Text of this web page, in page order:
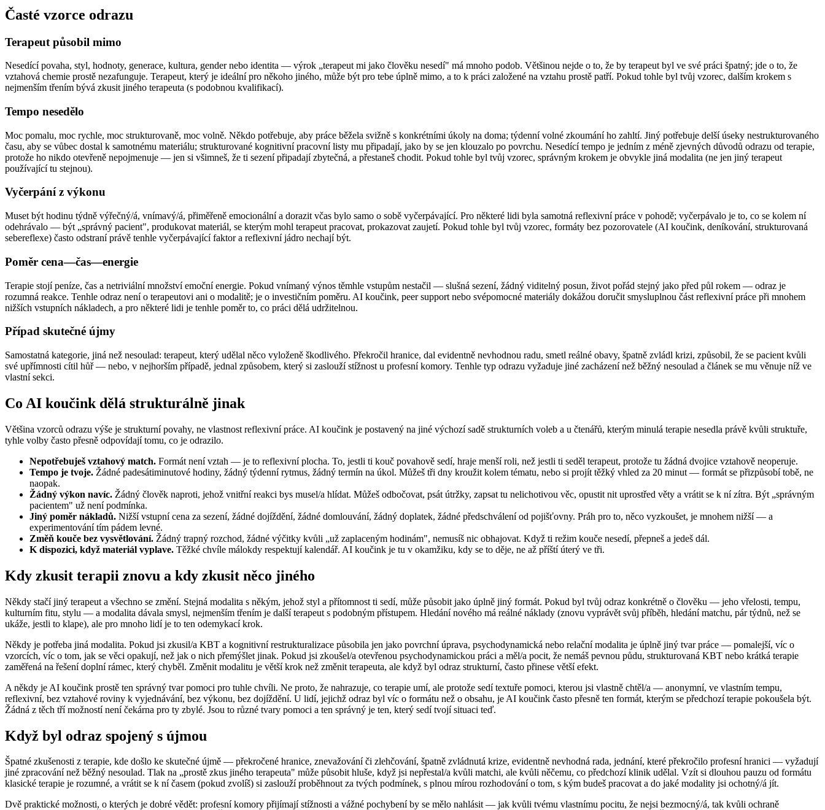
Časté vzorce odrazu
Terapeut působil mimo
Nesedící povaha, styl, hodnoty, generace, kultura, gender nebo identita — výrok „terapeut mi jako člověku nesedí" má mnoho podob. Většinou nejde o to, že by terapeut byl ve své práci špatný; jde o to, že
vztahová chemie prostě nezafunguje. Terapeut, který je ideální pro někoho jiného, může být pro tebe úplně mimo, a to k práci založené na vztahu prostě patří. Pokud tohle byl tvůj vzorec, dalším krokem s
nejmenším třením bývá zkusit jiného terapeuta (s podobnou kvalifikací).
Tempo nesedělo
Moc pomalu, moc rychle, moc strukturovaně, moc volně. Někdo potřebuje, aby práce běžela svižně s konkrétními úkoly na doma; týdenní volné zkoumání ho zahltí. Jiný potřebuje delší úseky nestrukturovaného
času, aby se vůbec dostal k samotnému materiálu; strukturované kognitivní pracovní listy mu připadají, jako by se jen klouzalo po povrchu. Nesedící tempo je jedním z méně zjevných důvodů odrazu od terapie,
protože ho nikdo otevřeně nepojmenuje — jen si všimneš, že ti sezení připadají zbytečná, a přestaneš chodit. Pokud tohle byl tvůj vzorec, správným krokem je obvykle jiná modalita (ne jen jiný terapeut
používající tu stejnou).
Vyčerpání z výkonu
Muset být hodinu týdně výřečný/á, vnímavý/á, přiměřeně emocionální a dorazit včas bylo samo o sobě vyčerpávající. Pro některé lidi byla samotná reflexivní práce v pohodě; vyčerpávalo je to, co se kolem ní
odehrávalo — být „správný pacient", produkovat materiál, se kterým mohl terapeut pracovat, prokazovat zaujetí. Pokud tohle byl tvůj vzorec, formáty bez pozorovatele (AI koučink, deníkování, strukturovaná
sebereflexe) často odstraní právě tenhle vyčerpávající faktor a reflexivní jádro nechají být.
Poměr cena—čas—energie
Terapie stojí peníze, čas a netriviální množství emoční energie. Pokud vnímaný výnos těmhle vstupům nestačil — slušná sezení, žádný viditelný posun, život pořád stejný jako před půl rokem — odraz je
rozumná reakce. Tenhle odraz není o terapeutovi ani o modalitě; je o investičním poměru. AI koučink, peer support nebo svépomocné materiály dokážou doručit smysluplnou část reflexivní práce při mnohem
nižších vstupních nákladech, a pro některé lidi je tenhle poměr to, co práci dělá udržitelnou.
Případ skutečné újmy
Samostatná kategorie, jiná než nesoulad: terapeut, který udělal něco vyloženě škodlivého. Překročil hranice, dal evidentně nevhodnou radu, smetl reálné obavy, špatně zvládl krizi, způsobil, že se pacient kvůli
své upřímnosti cítil hůř — nebo, v nejhorším případě, jednal způsobem, který si zaslouží stížnost u profesní komory. Tenhle typ odrazu vyžaduje jiné zacházení než běžný nesoulad a článek se mu věnuje níž ve
vlastní sekci.
Co AI koučink dělá strukturálně jinak
Většina vzorců odrazu výše je strukturní povahy, ne vlastnost reflexivní práce. AI koučink je postavený na jiné výchozí sadě strukturních voleb a u čtenářů, kterým minulá terapie nesedla právě kvůli struktuře,
tyhle volby často přesně odpovídají tomu, co je odrazilo.
Nepotřebuješ vztahový match. Formát není vztah — je to reflexivní plocha. To, jestli ti kouč povahově sedí, hraje menší roli, než jestli ti seděl terapeut, protože tu žádná dvojice vztahově neoperuje.
Tempo je tvoje. Žádné padesátiminutové hodiny, žádný týdenní rytmus, žádný termín na úkol. Můžeš tři dny kroužit kolem tématu, nebo si projít těžký vhled za 20 minut — formát se přizpůsobí tobě, ne
naopak.
Žádný výkon navíc. Žádný člověk naproti, jehož vnitřní reakci bys musel/a hlídat. Můžeš odbočovat, psát útržky, zapsat tu nelichotivou věc, opustit nit uprostřed věty a vrátit se k ní zítra. Být „správným
pacientem" už není podmínka.
Jiný poměr nákladů. Nižší vstupní cena za sezení, žádné dojíždění, žádné domlouvání, žádný doplatek, žádné předschválení od pojišťovny. Práh pro to, něco vyzkoušet, je mnohem nižší — a
experimentování tím pádem levné.
Změň kouče bez vysvětlování. Žádný trapný rozchod, žádné výčitky kvůli „už zaplaceným hodinám", nemusíš nic obhajovat. Když ti režim kouče nesedí, přepneš a jedeš dál.
K dispozici, když materiál vyplave. Těžké chvíle málokdy respektují kalendář. AI koučink je tu v okamžiku, kdy se to děje, ne až příští úterý ve tři.
Kdy zkusit terapii znovu a kdy zkusit něco jiného
Někdy stačí jiný terapeut a všechno se změní. Stejná modalita s někým, jehož styl a přítomnost ti sedí, může působit jako úplně jiný formát. Pokud byl tvůj odraz konkrétně o člověku — jeho vřelosti, tempu,
kulturním fitu, stylu — a modalita dávala smysl, nejmenším třením je další terapeut s podobným přístupem. Hledání nového má reálné náklady (znovu vyprávět svůj příběh, hledání matchu, pár týdnů, než se
ukáže, jestli to klape), ale pro mnoho lidí je to ten odemykací krok.
Někdy je potřeba jiná modalita. Pokud jsi zkusil/a KBT a kognitivní restrukturalizace působila jen jako povrchní úprava, psychodynamická nebo relační modalita je úplně jiný tvar práce — pomalejší, víc o
vzorcích, víc o tom, jak se věci opakují, než jak o nich přemýšlet jinak. Pokud jsi zkoušel/a otevřenou psychodynamickou práci a měl/a pocit, že nemáš pevnou půdu, strukturovaná KBT nebo krátká terapie
zaměřená na řešení doplní rámec, který chyběl. Změnit modalitu je větší krok než změnit terapeuta, ale když byl odraz strukturní, často přinese větší efekt.
A někdy je AI koučink prostě ten správný tvar pomoci pro tuhle chvíli. Ne proto, že nahrazuje, co terapie umí, ale protože sedí textuře pomoci, kterou jsi vlastně chtěl/a — anonymní, ve vlastním tempu,
reflexivní, bez vztahové roviny k vyjednávání, bez výkonu, bez dojíždění. U lidí, jejichž odraz byl víc o formátu než o obsahu, je AI koučink často přesně ten formát, kterým se předchozí terapie pokoušela být.
Žádná z těch tří možností není čekárna pro ty zbylé. Jsou to různé tvary pomoci a ten správný je ten, který sedí tvojí situaci teď.
Když byl odraz spojený s újmou
Špatné zkušenosti z terapie, kde došlo ke skutečné újmě — překročené hranice, znevažování či zlehčování, špatně zvládnutá krize, evidentně nevhodná rada, jednání, které překročilo profesní hranici — vyžadují
jiné zpracování než běžný nesoulad. Tlak na „prostě zkus jiného terapeuta" může působit hluše, když jsi nepřestal/a kvůli matchi, ale kvůli něčemu, co předchozí klinik udělal. Vzít si dlouhou pauzu od formátu
klasické terapie je rozumné, a vrátit se k ní časem (pokud zvolíš) si zaslouží proběhnout za tvých podmínek, s plnou mírou rozhodování o tom, s kým budeš pracovat a do jaké modality jsi ochotný/á jít.
Dvě praktické možnosti, o kterých je dobré vědět: profesní komory přijímají stížnosti a vážné pochybení by se mělo nahlásit — jak kvůli tvému vlastnímu pocitu, že nejsi bezmocný/á, tak kvůli ochraně